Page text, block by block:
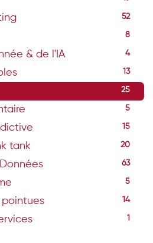
52
8
& de l'IA 4
13
25
5
15
tank 20
63
5
pointues 14